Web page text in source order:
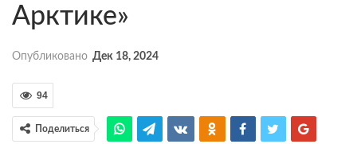
Арктике»
Опубликовано Дек 18, 2024
94
Поделиться